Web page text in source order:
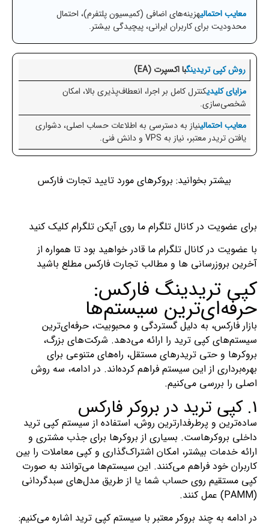
هزینه‌های اضافی (کمیسیون پلتفرم)، احتمال
محدودیت برای کاربران ایرانی، پیچیدگی بیشتر.
با اکسپرت (EA)
کنترل کامل بر اجرا، انعطاف‌پذیری بالا، امکان
شخصی‌سازی.
نیاز به دسترسی به اطلاعات حساب اصلی، دشواری
یافتن تریدر معتبر، نیاز به VPS و دانش فنی.
بیشتر بخوانید: بروکرهای مورد تایید تجارت فارکس
برای عضویت در کانال تلگرام ما روی آیکن تلگرام کلیک کنید
با عضویت در کانال تلگرام ما قادر خواهید بود تا همواره از
آخرین بروزرسانی ها و مطالب تجارت فارکس مطلع باشید
کپی تریدینگ فارکس:
حرفه‌ای‌ترین سیستم‌ها
بازار فارکس، به دلیل گستردگی و محبوبیت، حرفه‌ای‌ترین
سیستم‌های کپی ترید را ارائه می‌دهد. شرکت‌های بزرگ،
بروکرها و حتی تریدرهای مستقل، راه‌های متنوعی برای
بهره‌برداری از این سیستم فراهم کرده‌اند. در ادامه، سه روش
اصلی را بررسی می‌کنیم.
1. کپی ترید در بروکر فارکس
ساده‌ترین و پرطرفدارترین روش، استفاده از سیستم کپی ترید
داخلی بروکرهاست. بسیاری از بروکرها برای جذب مشتری و
ارائه خدمات بیشتر، امکان اشتراک‌گذاری و کپی معاملات را بین
کاربران خود فراهم می‌کنند. این سیستم‌ها می‌توانند به صورت
کپی مستقیم روی حساب شما یا از طریق مدل‌های سبدگردانی
(PAMM) عمل کنند.
در ادامه به چند بروکر معتبر با سیستم کپی ترید اشاره می‌کنیم: